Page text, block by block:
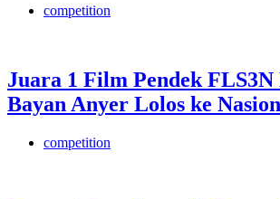
competition
Juara 1 Film Pendek
Bayan Anyer Lolos ke
competition